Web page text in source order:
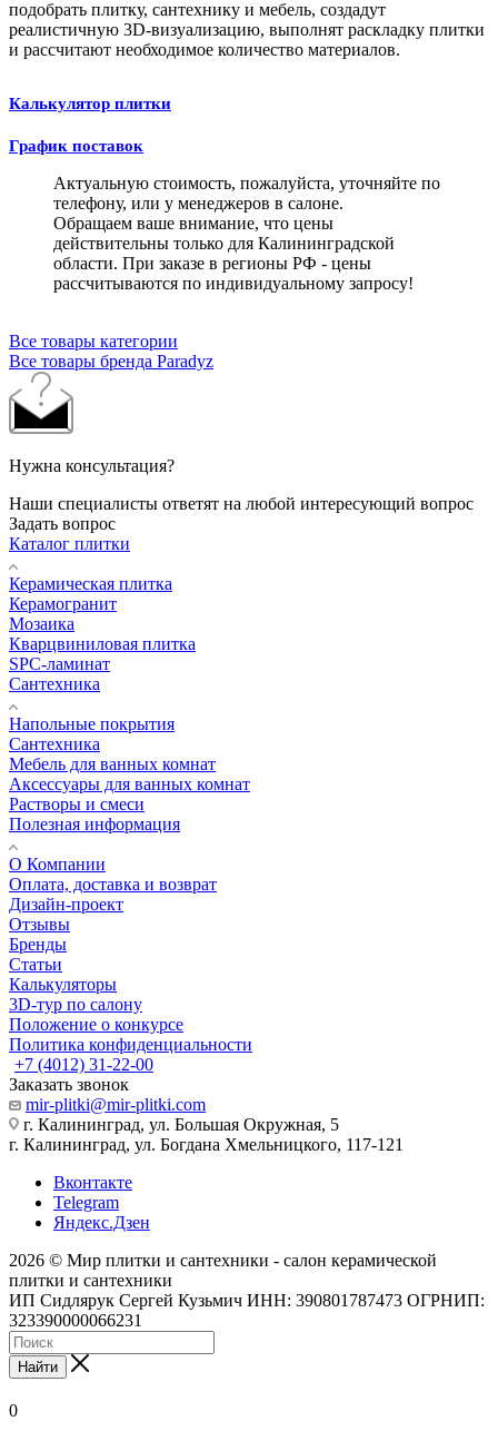
подобрать плитку, сантехнику и мебель, создадут
реалистичную 3D-визуализацию, выполнят раскладку плитки
и рассчитают необходимое количество материалов.
Калькулятор плитки
График поставок
Актуальную стоимость, пожалуйста, уточняйте по
телефону, или у менеджеров в салоне.
Обращаем ваше внимание, что цены
действительны только для Калининградской
области. При заказе в регионы РФ - цены
рассчитываются по индивидуальному запросу!
Все товары категории
Все товары бренда Paradyz
Нужна консультация?
Наши специалисты ответят на любой интересующий вопрос
Задать вопрос
Каталог плитки
Керамическая плитка
Керамогранит
Мозаика
Кварцвиниловая плитка
SPC-ламинат
Сантехника
Напольные покрытия
Сантехника
Мебель для ванных комнат
Аксессуары для ванных комнат
Растворы и смеси
Полезная информация
О Компании
Оплата, доставка и возврат
Дизайн-проект
Отзывы
Бренды
Статьи
Калькуляторы
3D-тур по салону
Положение о конкурсе
Политика конфиденциальности
+7 (4012) 31-22-00
Заказать звонок
mir-plitki@mir-plitki.com
г. Калининград, ул. Большая Окружная, 5
г. Калининград, ул. Богдана Хмельницкого, 117-121
Вконтакте
Telegram
Яндекс.Дзен
2026 © Мир плитки и сантехники - салон керамической
плитки и сантехники
ИП Сидлярук Сергей Кузьмич ИНН: 390801787473 ОГРНИП:
323390000066231
Найти
0